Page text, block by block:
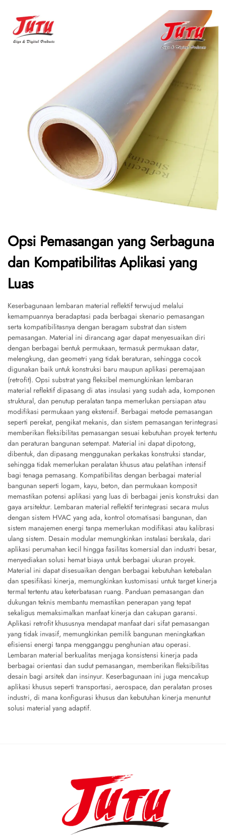
Opsi Pemasangan yang Serbaguna
dan Kompatibilitas Aplikasi yang
Luas
Keserbagunaan lembaran material reflektif terwujud melalui
kemampuannya beradaptasi pada berbagai skenario pemasangan
serta kompatibilitasnya dengan beragam substrat dan sistem
pemasangan. Material ini dirancang agar dapat menyesuaikan diri
dengan berbagai bentuk permukaan, termasuk permukaan datar,
melengkung, dan geometri yang tidak beraturan, sehingga cocok
digunakan baik untuk konstruksi baru maupun aplikasi peremajaan
(retrofit). Opsi substrat yang fleksibel memungkinkan lembaran
material reflektif dipasang di atas insulasi yang sudah ada, komponen
struktural, dan penutup peralatan tanpa memerlukan persiapan atau
modifikasi permukaan yang ekstensif. Berbagai metode pemasangan
seperti perekat, pengikat mekanis, dan sistem pemasangan terintegrasi
memberikan fleksibilitas pemasangan sesuai kebutuhan proyek tertentu
dan peraturan bangunan setempat. Material ini dapat dipotong,
dibentuk, dan dipasang menggunakan perkakas konstruksi standar,
sehingga tidak memerlukan peralatan khusus atau pelatihan intensif
bagi tenaga pemasang. Kompatibilitas dengan berbagai material
bangunan seperti logam, kayu, beton, dan permukaan komposit
memastikan potensi aplikasi yang luas di berbagai jenis konstruksi dan
gaya arsitektur. Lembaran material reflektif terintegrasi secara mulus
dengan sistem HVAC yang ada, kontrol otomatisasi bangunan, dan
sistem manajemen energi tanpa memerlukan modifikasi atau kalibrasi
ulang sistem. Desain modular memungkinkan instalasi berskala, dari
aplikasi perumahan kecil hingga fasilitas komersial dan industri besar,
menyediakan solusi hemat biaya untuk berbagai ukuran proyek.
Material ini dapat disesuaikan dengan berbagai kebutuhan ketebalan
dan spesifikasi kinerja, memungkinkan kustomisasi untuk target kinerja
termal tertentu atau keterbatasan ruang. Panduan pemasangan dan
dukungan teknis membantu memastikan penerapan yang tepat
sekaligus memaksimalkan manfaat kinerja dan cakupan garansi.
Aplikasi retrofit khususnya mendapat manfaat dari sifat pemasangan
yang tidak invasif, memungkinkan pemilik bangunan meningkatkan
efisiensi energi tanpa mengganggu penghunian atau operasi.
Lembaran material berkualitas menjaga konsistensi kinerja pada
berbagai orientasi dan sudut pemasangan, memberikan fleksibilitas
desain bagi arsitek dan insinyur. Keserbagunaan ini juga mencakup
aplikasi khusus seperti transportasi, aerospace, dan peralatan proses
industri, di mana konfigurasi khusus dan kebutuhan kinerja menuntut
solusi material yang adaptif.